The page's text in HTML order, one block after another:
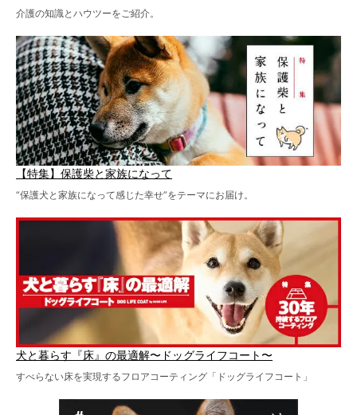
介護の知識とハウツーをご紹介。
【特集】保護柴と家族になって
“保護犬と家族になって感じた幸せ”をテーマにお届け。
犬と暮らす『床』の最適解〜ドッグライフコート〜
すべらない床を実現するフロアコーティング「ドッグライフコート」